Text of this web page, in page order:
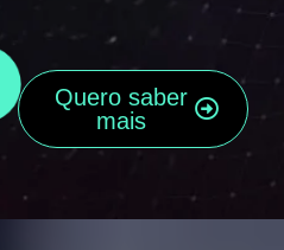
Quero saber
mais